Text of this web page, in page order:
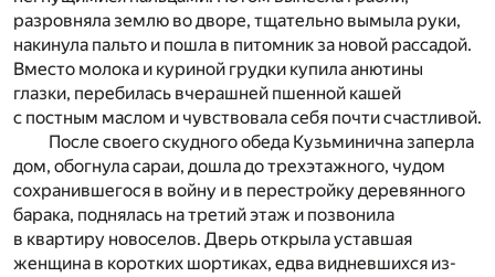
разровняла землю во дворе, тщательно вымыла руки,
накинула пальто и пошла в питомник за новой рассадой.
Вместо молока и куриной грудки купила анютины
глазки, перебилась вчерашней пшенной кашей
с постным маслом и чувствовала себя почти счастливой.
После своего скудного обеда Кузьминична заперла
дом, обогнула сараи, дошла до трехэтажного, чудом
сохранившегося в войну и в перестройку деревянного
барака, поднялась на третий этаж и позвонила
в квартиру новоселов. Дверь открыла уставшая
женщина в коротких шортиках, едва видневшихся из-